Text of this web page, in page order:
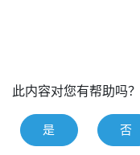
此内容对您有帮助吗？
是 否